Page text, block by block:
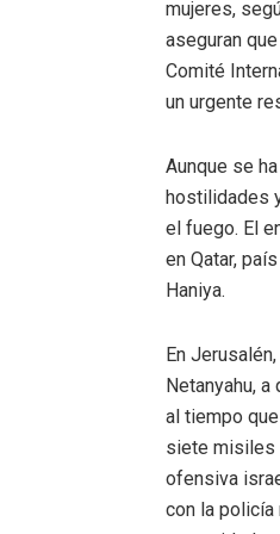
mujeres,
aseguran
Comité
un urgente
Aunque se
hostilidades
el fuego. El
en Qatar,
Haniya.
En
Netanyahu,
al tiempo
siete misiles
ofensiva
con la